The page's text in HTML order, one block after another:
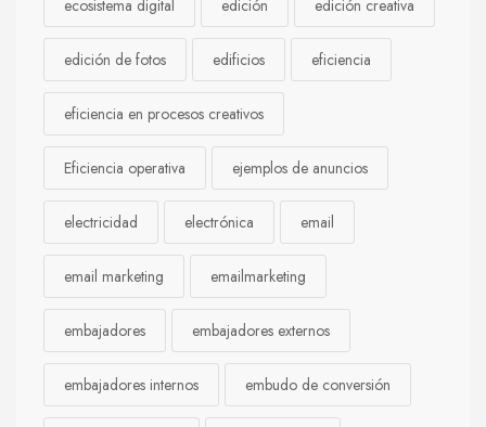
ecosistema digital edición edición creativa
edición de fotos edificios eficiencia
eficiencia en procesos creativos
Eficiencia operativa ejemplos de anuncios
electricidad electrónica email
email marketing emailmarketing
embajadores embajadores externos
embajadores internos embudo de conversión